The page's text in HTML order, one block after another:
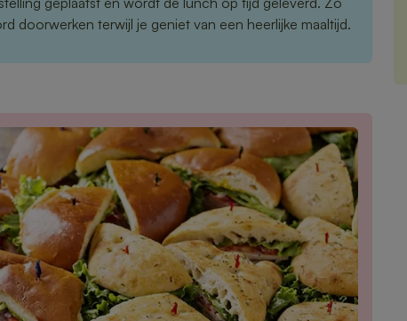
doorwerken terwijl je geniet van een heerlijke maaltijd.